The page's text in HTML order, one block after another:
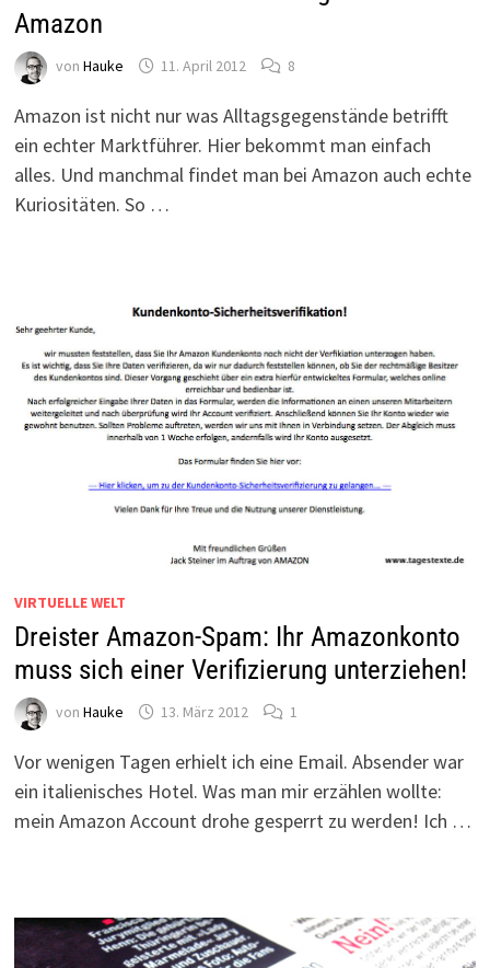
Amazon
von Hauke 11. April 2012 8
Amazon ist nicht nur was Alltagsgegenstände betrifft
ein echter Marktführer. Hier bekommt man einfach
alles. Und manchmal findet man bei Amazon auch echte
Kuriositäten. So …
VIRTUELLE WELT
Dreister Amazon-Spam: Ihr Amazonkonto
muss sich einer Verifizierung unterziehen!
von Hauke 13. März 2012 1
Vor wenigen Tagen erhielt ich eine Email. Absender war
ein italienisches Hotel. Was man mir erzählen wollte:
mein Amazon Account drohe gesperrt zu werden! Ich …